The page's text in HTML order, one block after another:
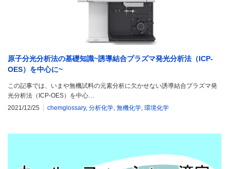
原子分光分析法の基礎知識~誘導結合プラズマ発光分析法（ICP-
OES）を中心に~
この記事では、いまや無機試料の元素分析に欠かせない誘導結合プラズマ発
光分析法（ICP-OES）を中心…
2021/12/25
chemglossary, 分析化学 無機化学 環境化学